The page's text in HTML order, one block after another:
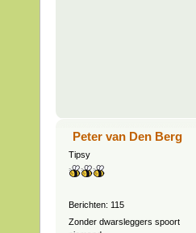
Peter van Den Berg
Tipsy
Berichten: 115
Zonder dwarsleggers spoort